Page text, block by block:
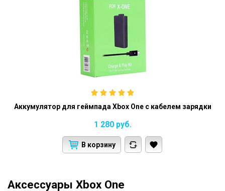
Аккумулятор для геймпада Xbox One с кабелем зарядки
1 280 руб.
В корзину
Аксессуары Xbox One